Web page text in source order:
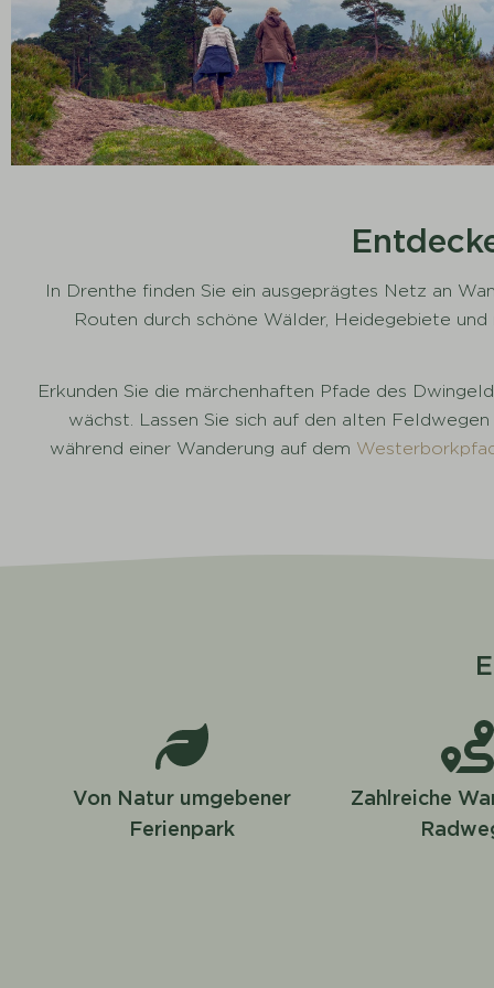
In Drenthe finden Sie ein ausgeprägtes Netz an
Routen durch schöne Wälder, Heidegebiete
Erkunden Sie die märchenhaften Pfade des
wächst. Lassen Sie sich auf den alten
während einer Wanderung auf dem
Von Natur umgebener
Ferienpark
Zahlreiche